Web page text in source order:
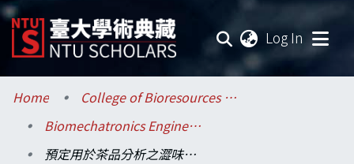
Log In
Communities & Collections
Research Outputs
Home
College of Bioresources and Agriculture / 生物資源暨農學院
Biomechatronics Engineering / 生物機電工程學系
預定用於茶品分析之澀味與抗氧化活性的雙感測系統